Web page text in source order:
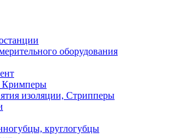
оборудования
изоляции, Стрипперы
круглогубцы